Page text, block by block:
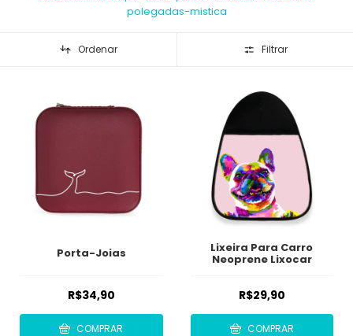
polegadas-mistica
Ordenar Filtrar
Porta-Joias
R$34,90
COMPRAR
Lixeira Para Carro
Neoprene Lixocar
R$29,90
COMPRAR